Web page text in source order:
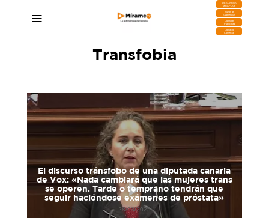
DESCARGA
MIRAPLAY
Buzón de
Sugerencias
Contratar
Publicidad
Contacto
Comercial
Transfobia
El discurso tránsfobo de una diputada canaria
de Vox: «Nada cambiará que las mujeres trans
se operen. Tarde o temprano tendrán que
seguir haciéndose exámenes de próstata»
28/03/2025